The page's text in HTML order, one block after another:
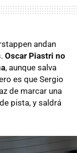
andan
Oscar Piastri no
, aunque salva
es que Sergio
de marcar una
pista, y saldrá